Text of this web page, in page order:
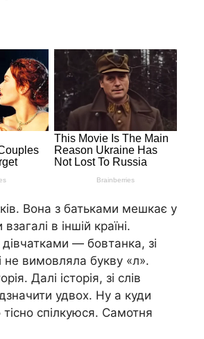
Вона з батьками мешкає у
в іншій країні.
— бовтанка, зі
не вимовляла букву «л».
Далі історія, зі слів
удвох. Ну а куди
спілкуюся. Самотня